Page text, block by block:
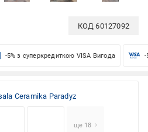
КОД60127092
-5% з суперкредиткою VISA Вигода -
Ceramika Paradyz
ще 18